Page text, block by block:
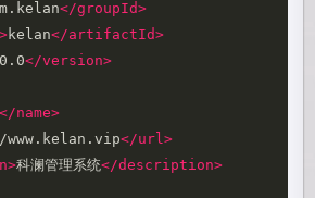
</groupId>
kelan</artifactId>
</version>
</name>
</url>
科澜管理系统</description>